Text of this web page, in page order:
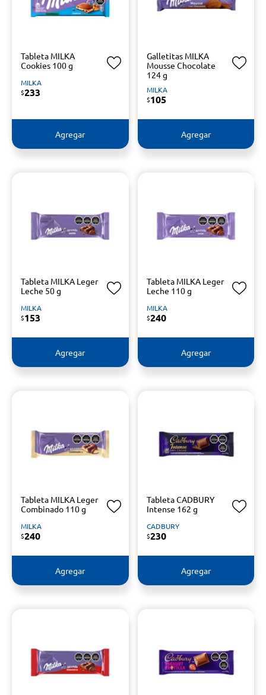
Tableta MILKA
Cookies 100 g
MILKA
$233
Agregar
Galletitas MILKA
Mousse Chocolate
124 g
MILKA
$105
Agregar
Tableta MILKA Leger
Leche 50 g
MILKA
$153
Agregar
Tableta MILKA Leger
Leche 110 g
MILKA
$240
Agregar
Tableta MILKA Leger
Combinado 110 g
MILKA
$240
Agregar
Tableta CADBURY
Intense 162 g
CADBURY
$230
Agregar